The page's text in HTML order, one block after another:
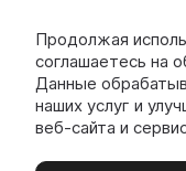
Скачать
Продолжая
соглашаетесь на
Данные
наших услуг и
веб-сайта и